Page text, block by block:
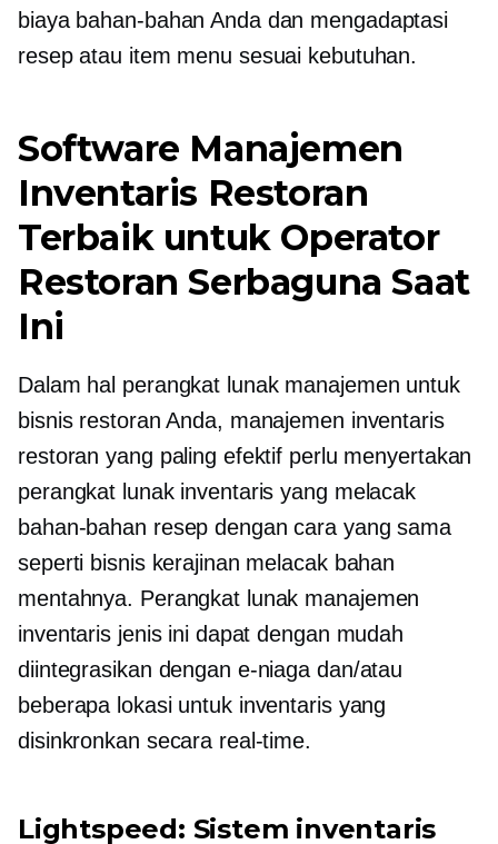
biaya bahan-bahan Anda dan mengadaptasi
resep atau item menu sesuai kebutuhan.
Software Manajemen
Inventaris Restoran
Terbaik untuk Operator
Restoran Serbaguna Saat
Ini
Dalam hal perangkat lunak manajemen untuk
bisnis restoran Anda, manajemen inventaris
restoran yang paling efektif perlu menyertakan
perangkat lunak inventaris yang melacak
bahan-bahan resep dengan cara yang sama
seperti bisnis kerajinan melacak bahan
mentahnya. Perangkat lunak manajemen
inventaris jenis ini dapat dengan mudah
diintegrasikan dengan e-niaga dan/atau
beberapa lokasi untuk inventaris yang
disinkronkan secara real-time.
Lightspeed: Sistem inventaris